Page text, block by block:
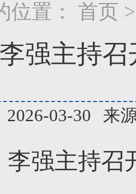
位置： 首页 >
李强主持
03-30 来
李强主持召